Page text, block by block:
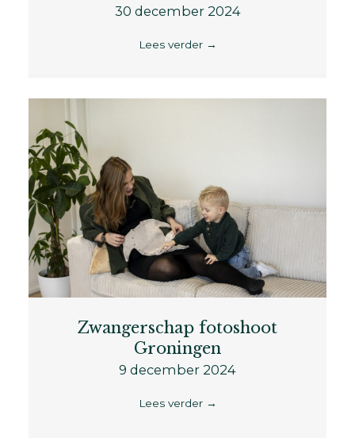
30 december 2024
Lees verder →
Zwangerschap fotoshoot
Groningen
9 december 2024
Lees verder →